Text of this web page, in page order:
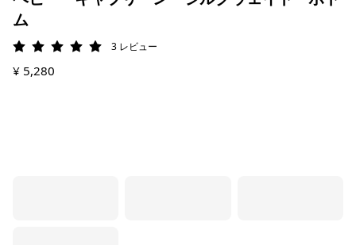
ム
評価: 5 / 5 3 レビュー
¥ 5,280